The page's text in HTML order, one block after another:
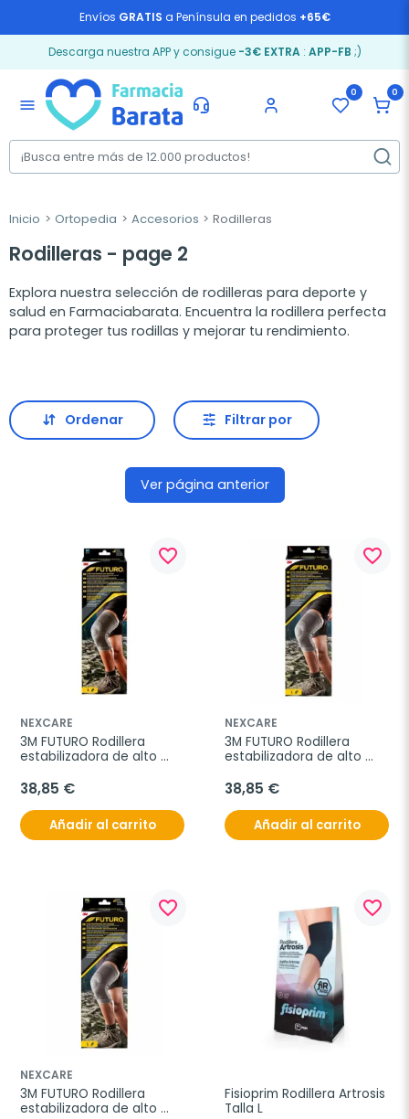
Envíos GRATIS a Península en pedidos +65€
Descarga nuestra APP y consigue -3€ EXTRA: APP-FB ;)
menu
0 0
Inicio Ortopedia Accesorios Rodilleras
Rodilleras - page 2
Explora nuestra selección de rodilleras para deporte y
salud en Farmaciabarata. Encuentra la rodillera perfecta
para proteger tus rodillas y mejorar tu rendimiento.
Ordenar Filtrar por
Ver página anterior
favorite_border
NEXCARE
3M FUTURO Rodillera
estabilizadora de alto
38,85 €
Añadir al carrito
favorite_border
NEXCARE
3M FUTURO Rodillera
estabilizadora de alto
38,85 €
Añadir al carrito
favorite_border
NEXCARE
3M FUTURO Rodillera
estabilizadora de alto
favorite_border
Fisioprim Rodillera Artrosis
Talla L